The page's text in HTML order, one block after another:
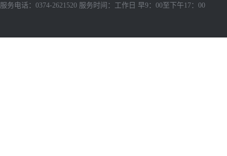
服务电话：0374-2621520 服务时间：工作日 早9：00至下午17：00